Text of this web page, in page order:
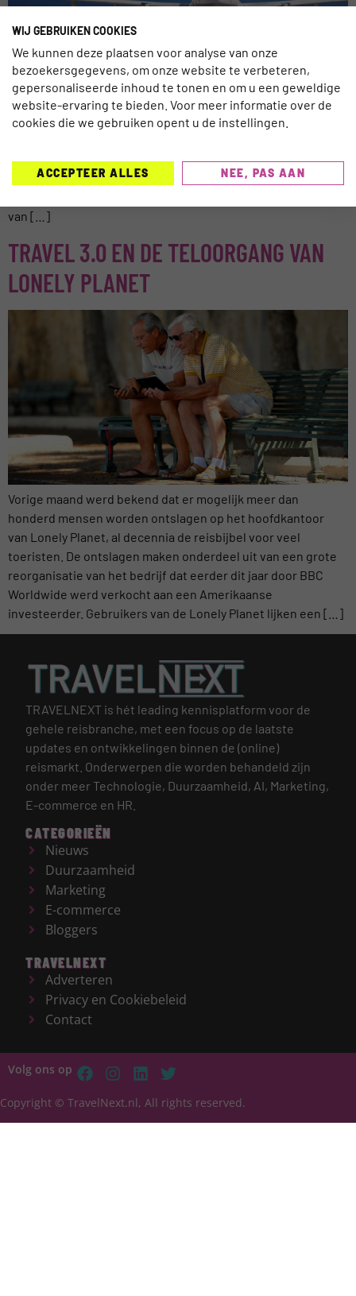
Lonely Planet werkt samen met Skyscanner voor een eigen
vluchtzoeker binnen de site. Reizigers kunnen nu naast
informatie over verschillende bestemmingen ook een vlucht
eerder al voor een vluchtzoeker samen met Skyscanner’s
concurrent en Booking.com-zuster Kayak, aldus
van […]
TRAVEL 3.0 EN DE TELOORGANG VAN
LONELY PLANET
Vorige maand werd bekend dat er mogelijk meer dan
honderd mensen worden ontslagen op het hoofdkantoor
van Lonely Planet, al decennia de reisbijbel voor veel
toeristen. De ontslagen maken onderdeel uit van een grote
reorganisatie van het bedrijf dat eerder dit jaar door BBC
Worldwide werd verkocht aan een Amerikaanse
investeerder. Gebruikers van de Lonely Planet lijken een […]
TRAVELNEXT is hét leading kennisplatform voor de
gehele reisbranche, met een focus op de laatste
updates en ontwikkelingen binnen de (online)
reismarkt. Onderwerpen die worden behandeld zijn
onder meer Technologie, Duurzaamheid, AI, Marketing,
E-commerce en HR.
CATEGORIEËN
Nieuws
Duurzaamheid
Marketing
E-commerce
Bloggers
TRAVELNEXT
Adverteren
Privacy en Cookiebeleid
Contact
Volg ons op
Copyright © TravelNext.nl, All rights reserved.
WIJ GEBRUIKEN COOKIES
We kunnen deze plaatsen voor analyse van onze
bezoekersgegevens, om onze website te verbeteren,
gepersonaliseerde inhoud te tonen en om u een geweldige
website-ervaring te bieden. Voor meer informatie over de
cookies die we gebruiken opent u de instellingen.
ACCEPTEER ALLES NEE, PAS AAN